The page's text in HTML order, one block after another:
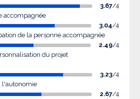
3.67/4
accompagnée
3.04/4
de la personne accompagnée
2.49/4
du projet
3.23/4
l'autonomie
2.67/4